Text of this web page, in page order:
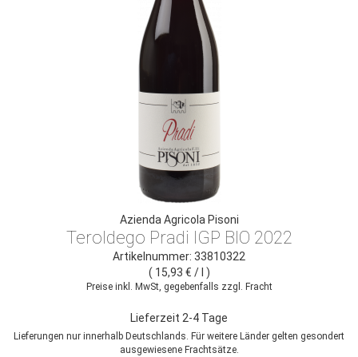
Azienda Agricola Pisoni
Teroldego Pradi IGP BIO 2022
Artikelnummer: 33810322
( 15,93 € / l )
Preise inkl. MwSt, gegebenfalls zzgl. Fracht
Lieferzeit 2-4 Tage
Lieferungen nur innerhalb Deutschlands. Für weitere Länder gelten gesondert
ausgewiesene Frachtsätze.